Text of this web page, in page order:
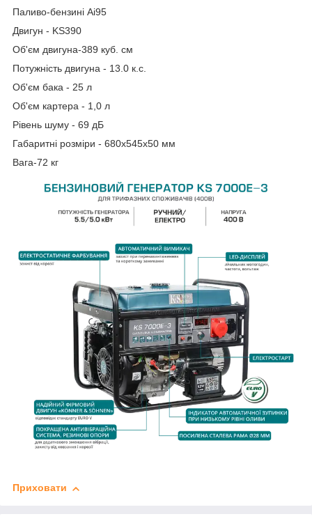
Паливо-бензині Аі95
Двигун - KS390
Об'єм двигуна-389 куб. см
Потужність двигуна - 13.0 к.с.
Об'єм бака - 25 л
Об'єм картера - 1,0 л
Рівень шуму - 69 дБ
Габаритні розміри - 680х545х50 мм
Вага-72 кг
Приховати